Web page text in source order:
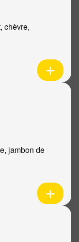
chèvre,
jambon de